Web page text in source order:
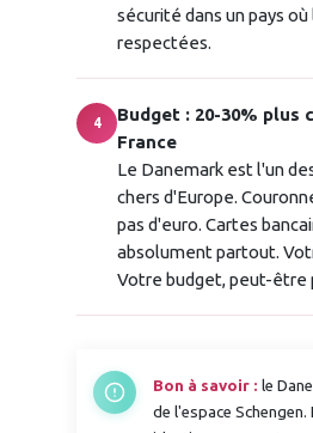
sécurité dans un pays
respectées.
4
Budget : 20-30% plus
France
Le Danemark est l'un
chers d'Europe.
pas d'euro. Cartes
absolument partout.
Votre budget, peut-être
Bon à savoir : le
de l'espace Schengen.